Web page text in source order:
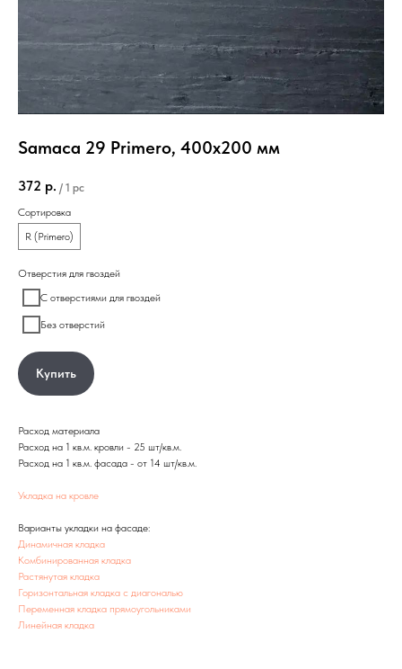
Samaca 29 Primero, 400х200 мм
372 р. / 1 pc
Сортировка
R (Primero)
Отверстия для гвоздей
С отверстиями для гвоздей
Без отверстий
Купить
Расход материала
Расход на 1 кв.м. кровли - 25 шт/кв.м.
Расход на 1 кв.м. фасада - от 14 шт/кв.м.
Укладка на кровле
Варианты укладки на фасаде:
Динамичная кладка
Комбинированная кладка
Растянутая кладка
Горизонтальная кладка с диагональю
Переменная кладка прямоугольниками
Линейная кладка